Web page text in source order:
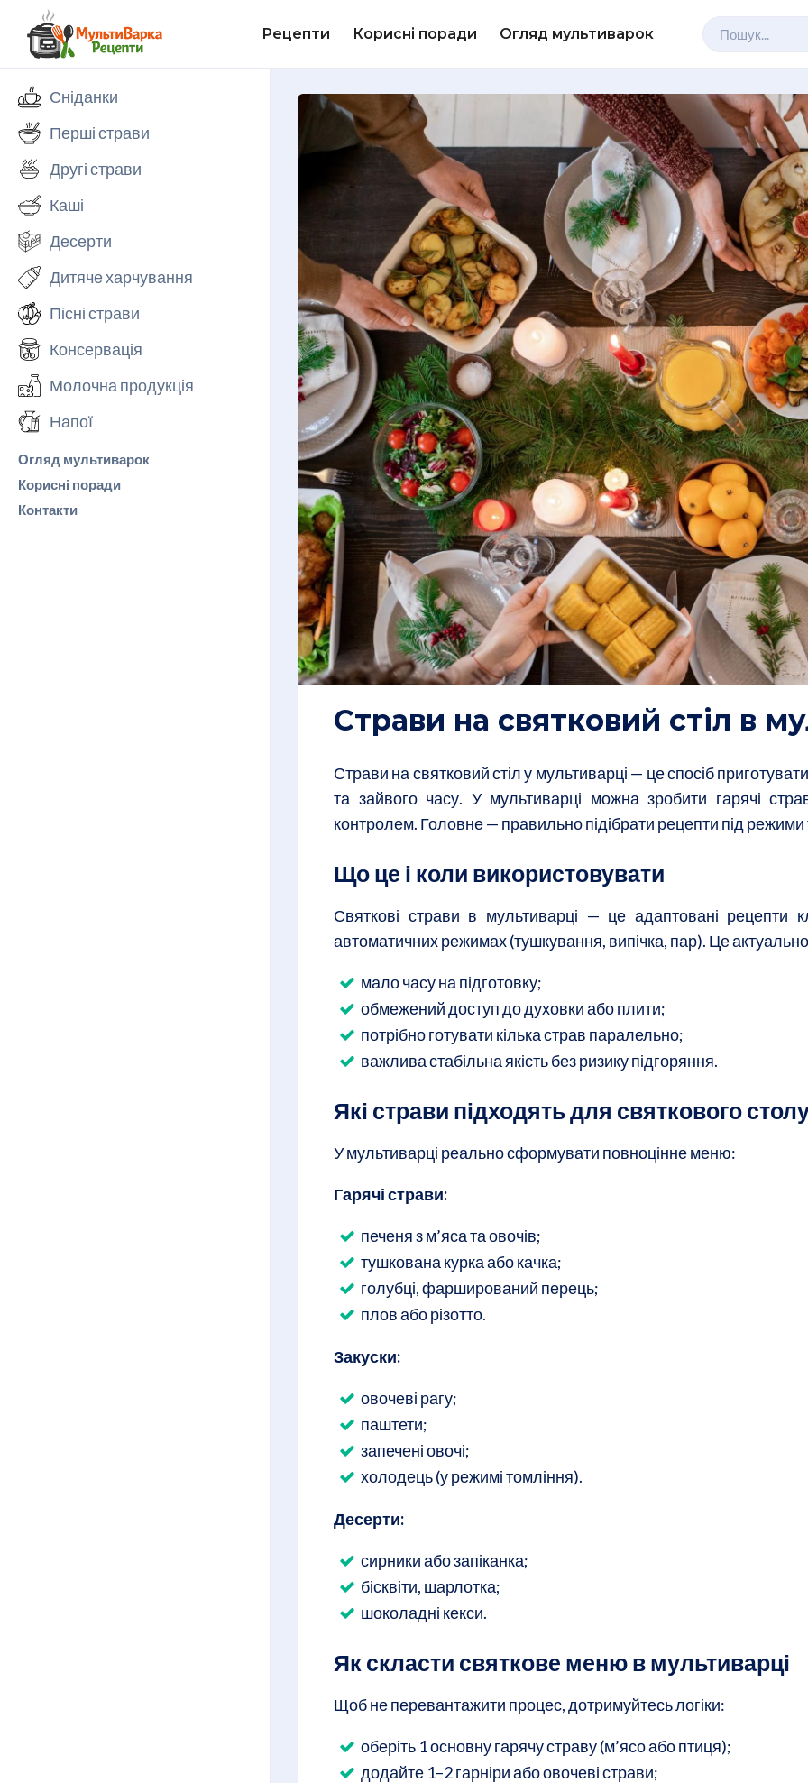
Рецепти Корисні поради Огляд мультиварок
Сніданки
Перші страви
Другі страви
Каші
Десерти
Дитяче харчування
Пісні страви
Консервація
Молочна продукція
Напої
Огляд мультиварок
Корисні поради
Контакти
Страви на святковий стіл в
Страви на святковий стіл у мультиварці — це спосіб
та зайвого часу. У мультиварці можна зробити гарячі
контролем. Головне — правильно підібрати рецепти під
Що це і коли використовувати
Святкові страви в мультиварці — це адаптовані рецепти
автоматичних режимах (тушкування, випічка, пар). Це
мало часу на підготовку;
обмежений доступ до духовки або плити;
потрібно готувати кілька страв паралельно;
важлива стабільна якість без ризику підгоряння.
Які страви підходять для святкового
У мультиварці реально сформувати повноцінне меню:
Гарячі страви:
печеня з м’яса та овочів;
тушкована курка або качка;
голубці, фарширований перець;
плов або різотто.
Закуски:
овочеві рагу;
паштети;
запечені овочі;
холодець (у режимі томління).
Десерти:
сирники або запіканка;
бісквіти, шарлотка;
шоколадні кекси.
Як скласти святкове меню в мультиварці
Щоб не перевантажити процес, дотримуйтесь логіки:
оберіть 1 основну гарячу страву (м’ясо або птиця);
додайте 1–2 гарніри або овочеві страви;